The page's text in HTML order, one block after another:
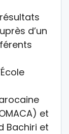
d’un
et
Bachiri et